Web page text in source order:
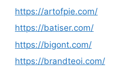
https://artofpie.com/
https://batiser.com/
https://bigont.com/
https://brandteoi.com/